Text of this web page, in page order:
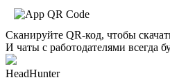
Сканируйте QR-код, чтобы
И чаты с работодателями всегда
HeadHunter